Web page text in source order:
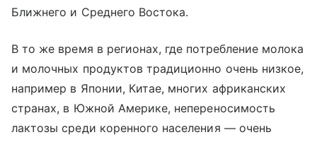
Ближнего и Среднего Востока.
В то же время в регионах, где потребление молока
и молочных продуктов традиционно очень низкое,
например в Японии, Китае, многих африканских
странах, в Южной Америке, непереносимость
лактозы среди коренного населения — очень